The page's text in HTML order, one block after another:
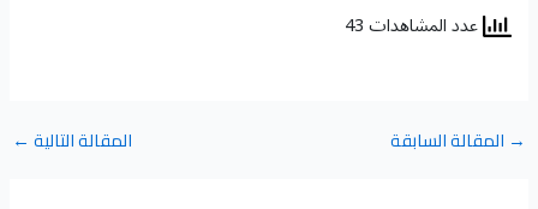
عدد المشاهدات 43
→ المقالة السابقة المقالة التالية ←